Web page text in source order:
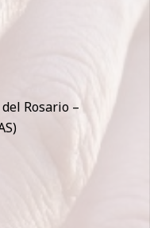
Rosario –